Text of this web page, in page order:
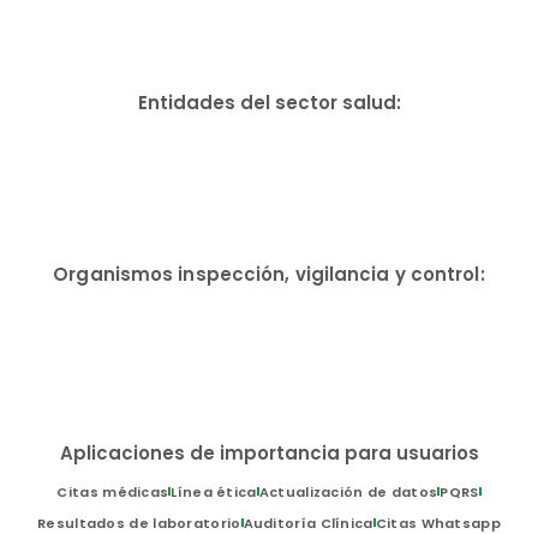
Entidades del sector salud:
Organismos inspección, vigilancia y control:
Aplicaciones de importancia para usuarios
Citas médicasLínea éticaActualización de datosPQRS
Resultados de laboratorio Auditoría ClínicaCitas Whatsapp